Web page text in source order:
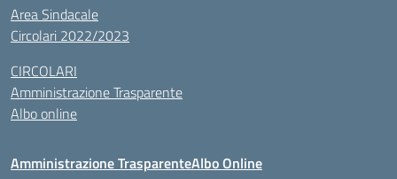
Area Sindacale
Circolari 2022/2023
CIRCOLARI
Amministrazione Trasparente
Albo online
Amministrazione TrasparenteAlbo Online